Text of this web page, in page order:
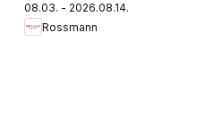
08.03. - 2026.08.14.
Rossmann